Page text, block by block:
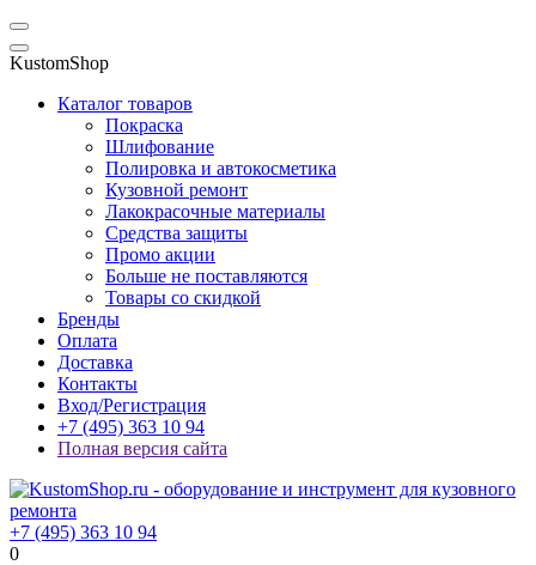
KustomShop
Каталог товаров
Покраска
Шлифование
Полировка и автокосметика
Кузовной ремонт
Лакокрасочные материалы
Средства защиты
Промо акции
Больше не поставляются
Товары со скидкой
Бренды
Оплата
Доставка
Контакты
Вход/Регистрация
+7 (495) 363 10 94
Полная версия сайта
+7 (495) 363 10 94
0